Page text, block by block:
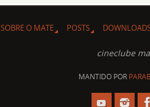
SOBRE O MATE POSTS
cineclube
MANTIDO POR